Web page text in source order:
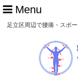
Menu
足立区周辺で腰痛・スポ